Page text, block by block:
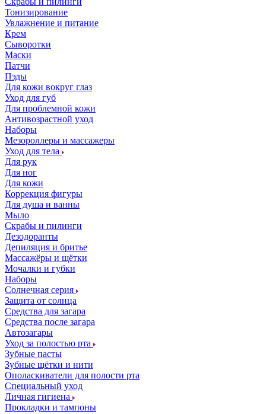
Тонизирование
Увлажнение и питание
Крем
Сыворотки
Маски
Патчи
Пэды
Для кожи вокруг глаз
Уход для губ
Для проблемной кожи
Антивозрастной уход
Наборы
Мезороллеры и массажеры
Уход для тела
Для рук
Для ног
Для кожи
Коррекция фигуры
Для душа и ванны
Мыло
Скрабы и пилинги
Дезодоранты
Депиляция и бритье
Массажёры и щётки
Мочалки и губки
Наборы
Солнечная серия
Защита от солнца
Средства для загара
Средства после загара
Автозагары
Уход за полостью рта
Зубные пасты
Зубные щётки и нити
Ополаскиватели для полости рта
Специальный уход
Личная гигиена
Прокладки и тампоны